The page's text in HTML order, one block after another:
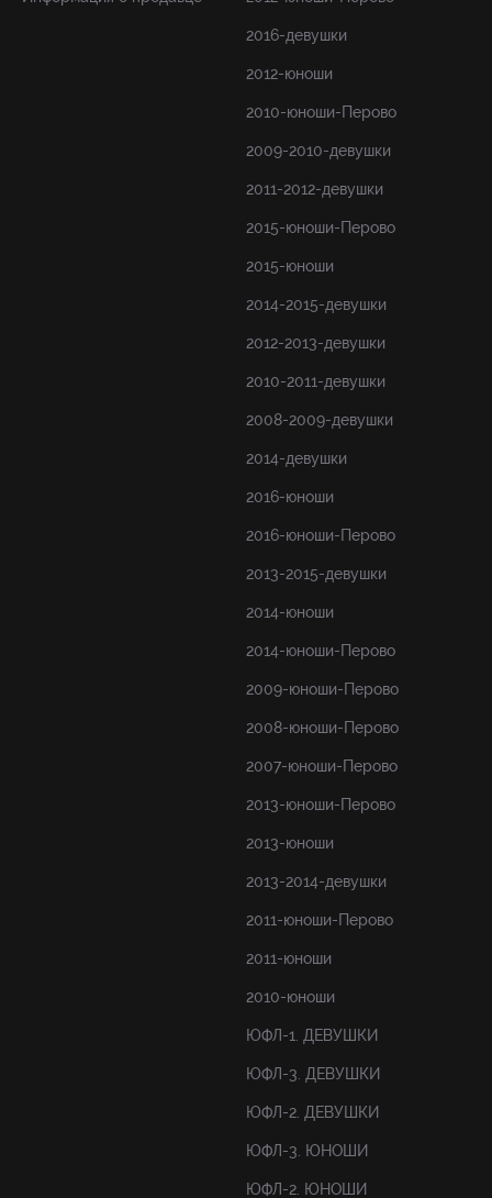
2016-девушки
2012-юноши
2010-юноши-Перово
2009-2010-девушки
2011-2012-девушки
2015-юноши-Перово
2015-юноши
2014-2015-девушки
2012-2013-девушки
2010-2011-девушки
2008-2009-девушки
2014-девушки
2016-юноши
2016-юноши-Перово
2013-2015-девушки
2014-юноши
2014-юноши-Перово
2009-юноши-Перово
2008-юноши-Перово
2007-юноши-Перово
2013-юноши-Перово
2013-юноши
2013-2014-девушки
2011-юноши-Перово
2011-юноши
2010-юноши
ЮФЛ-1. ДЕВУШКИ
ЮФЛ-3. ДЕВУШКИ
ЮФЛ-2. ДЕВУШКИ
ЮФЛ-3. ЮНОШИ
ЮФЛ-2. ЮНОШИ